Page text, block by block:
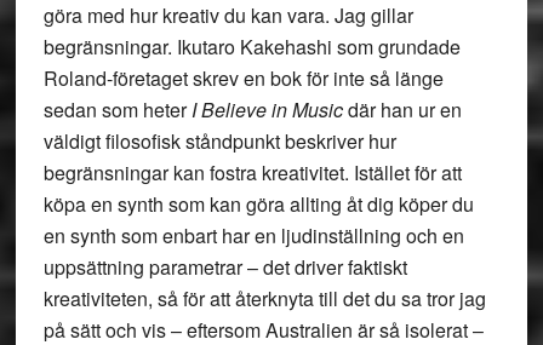
göra med hur kreativ du kan vara. Jag gillar
begränsningar. Ikutaro Kakehashi som grundade
Roland-företaget skrev en bok för inte så länge
sedan som heterI Believe in Musicdär han ur en
väldigt filosofisk ståndpunkt beskriver hur
begränsningar kan fostra kreativitet. Istället för att
köpa en synth som kan göra allting åt dig köper du
en synth som enbart har en ljudinställning och en
uppsättning parametrar – det driver faktiskt
kreativiteten, så för att återknyta till det du sa tror jag
på sätt och vis – eftersom Australien är så isolerat –